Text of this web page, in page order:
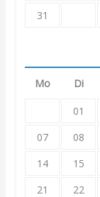
31
Mo Di
01
07
08
14
15
21
22